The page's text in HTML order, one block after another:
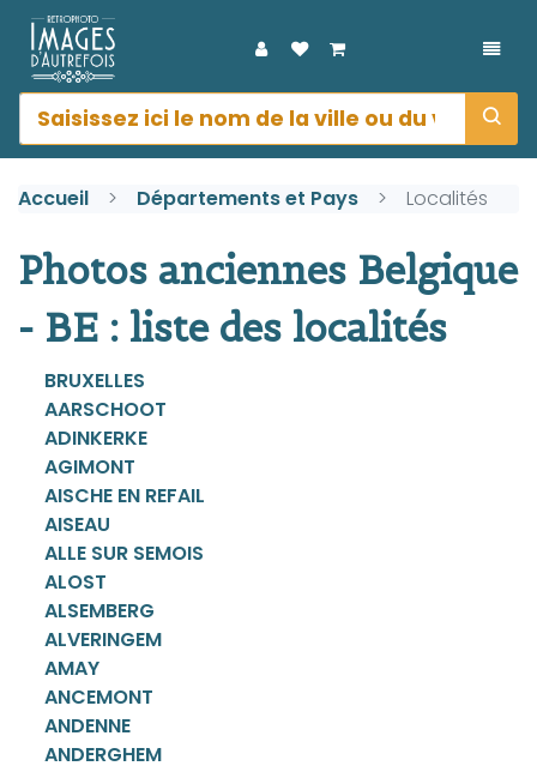
Accueil Départements et Pays Localités
Photos anciennes Belgique
- BE : liste des localités
BRUXELLES
AARSCHOOT
ADINKERKE
AGIMONT
AISCHE EN REFAIL
AISEAU
ALLE SUR SEMOIS
ALOST
ALSEMBERG
ALVERINGEM
AMAY
ANCEMONT
ANDENNE
ANDERGHEM